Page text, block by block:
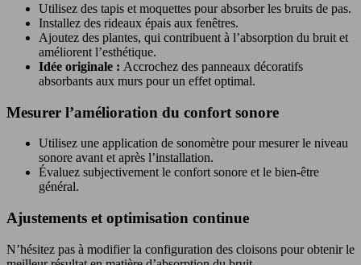
Utilisez des tapis et moquettes pour absorber les bruits de pas.
Installez des rideaux épais aux fenêtres.
Ajoutez des plantes, qui contribuent à l’absorption du bruit et
améliorent l’esthétique.
Idée originale : Accrochez des panneaux décoratifs
absorbants aux murs pour un effet optimal.
Mesurer l’amélioration du confort sonore
Utilisez une application de sonomètre pour mesurer le niveau
sonore avant et après l’installation.
Évaluez subjectivement le confort sonore et le bien-être
général.
Ajustements et optimisation continue
N’hésitez pas à modifier la configuration des cloisons pour obtenir le